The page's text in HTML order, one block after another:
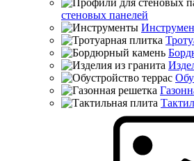
стеновых панелей